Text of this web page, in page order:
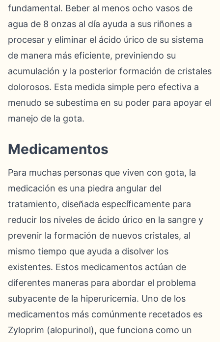
fundamental. Beber al menos ocho vasos de
agua de 8 onzas al día ayuda a sus riñones a
procesar y eliminar el ácido úrico de su sistema
de manera más eficiente, previniendo su
acumulación y la posterior formación de cristales
dolorosos. Esta medida simple pero efectiva a
menudo se subestima en su poder para apoyar el
manejo de la gota.
Medicamentos
Para muchas personas que viven con gota, la
medicación es una piedra angular del
tratamiento, diseñada específicamente para
reducir los niveles de ácido úrico en la sangre y
prevenir la formación de nuevos cristales, al
mismo tiempo que ayuda a disolver los
existentes. Estos medicamentos actúan de
diferentes maneras para abordar el problema
subyacente de la hiperuricemia. Uno de los
medicamentos más comúnmente recetados es
Zyloprim (alopurinol), que funciona como un